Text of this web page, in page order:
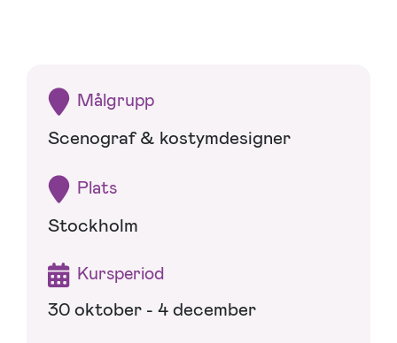
Målgrupp
Scenograf & kostymdesigner
Plats
Stockholm
Kursperiod
30 oktober - 4 december